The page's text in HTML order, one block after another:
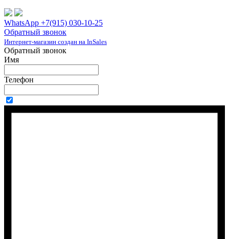
WhatsApp +7(915) 030-10-25
Обратный звонок
Интернет-магазин создан на InSales
Обратный звонок
Имя
Телефон